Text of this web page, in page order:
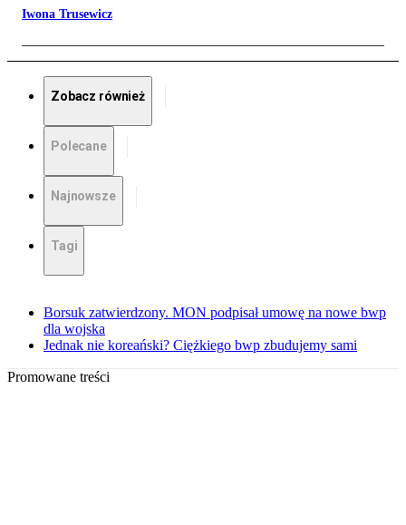
Iwona Trusewicz
Zobacz również
Polecane
Najnowsze
Tagi
Borsuk zatwierdzony. MON podpisał umowę na nowe bwp
dla wojska
Jednak nie koreański? Ciężkiego bwp zbudujemy sami
Promowane treści